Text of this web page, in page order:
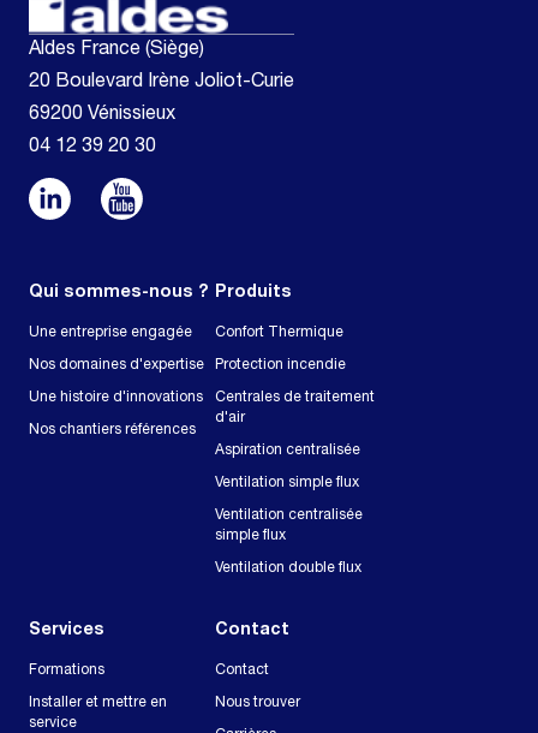
Aldes France (Siège)
20 Boulevard Irène Joliot-Curie
69200 Vénissieux
04 12 39 20 30
Qui sommes-nous ?
Une entreprise engagée
Nos domaines d'expertise
Une histoire d'innovations
Nos chantiers références
Produits
Confort Thermique
Protection incendie
Centrales de traitement
d'air
Aspiration centralisée
Ventilation simple flux
Ventilation centralisée
simple flux
Ventilation double flux
Services
Formations
Installer et mettre en
service
Contact
Contact
Nous trouver